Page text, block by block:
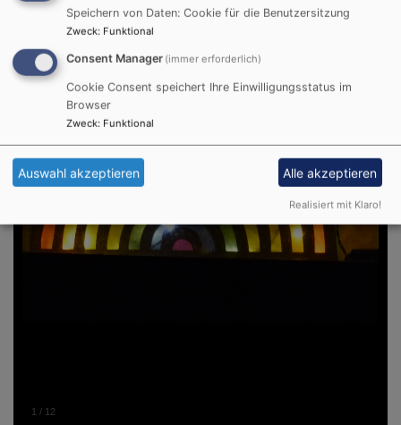
1 / 12
Speichern von Daten: Cookie für die Benutzersitzung
Zweck: Funktional
Consent Manager (immer erforderlich)
Cookie Consent speichert Ihre Einwilligungsstatus im
Browser
Zweck: Funktional
Auswahl akzeptieren Alle akzeptieren
Realisiert mit Klaro!